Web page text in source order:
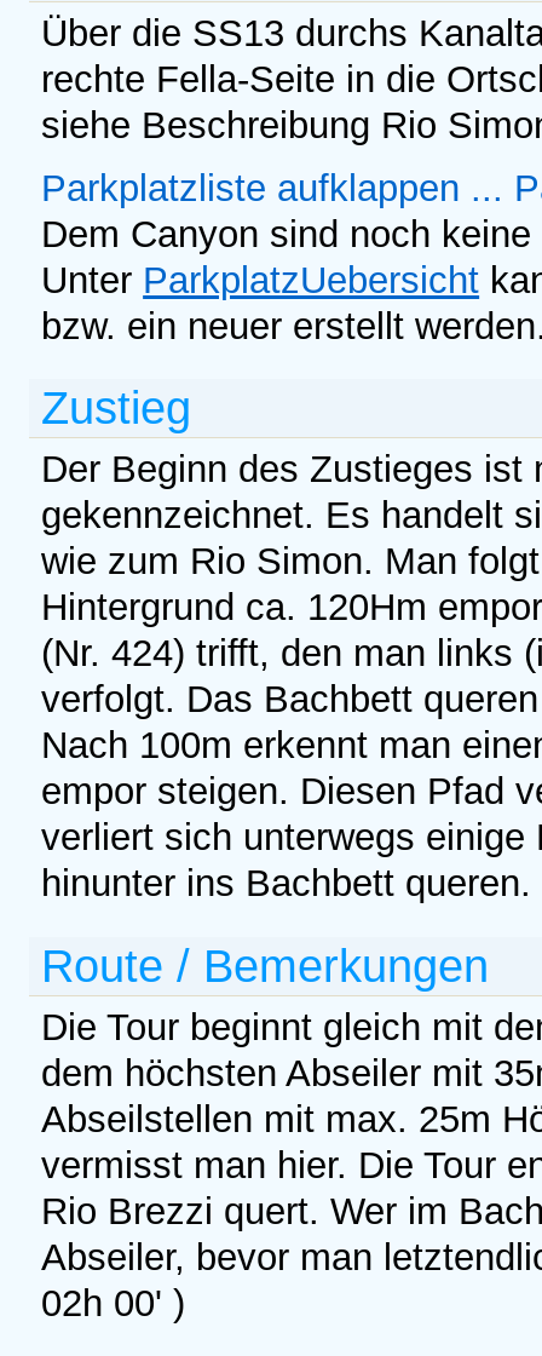
Über die SS13 durchs
rechte Fella-Seite in die
siehe Beschreibung Rio
Parkplatzliste aufklappen ...
Dem Canyon sind noch
Unter ParkplatzUebersicht
bzw. ein neuer erstellt
Zustieg
Der Beginn des Zustieges ist
gekennzeichnet. Es handelt
wie zum Rio Simon. Man
Hintergrund ca. 120Hm
(Nr. 424) trifft, den man links
verfolgt. Das Bachbett
Nach 100m erkennt man
empor steigen. Diesen Pfad
verliert sich unterwegs
hinunter ins Bachbett
Route / Bemerkungen
Die Tour beginnt gleich mit
dem höchsten Abseiler mit
Abseilstellen mit max. 25m
vermisst man hier. Die Tour
Rio Brezzi quert. Wer im
Abseiler, bevor man
02h 00' )